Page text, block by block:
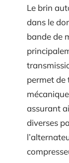
Le brin
dans le
bande de
permet de
assurant
diverses